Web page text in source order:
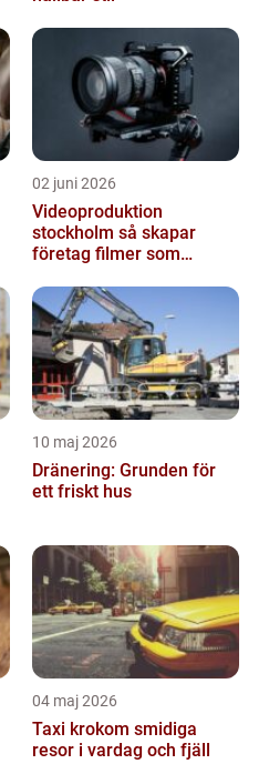
02 juni 2026
Videoproduktion
stockholm så skapar
företag filmer som
10 maj 2026
Dränering: Grunden för
ett friskt hus
04 maj 2026
Taxi krokom smidiga
resor i vardag och fjäll